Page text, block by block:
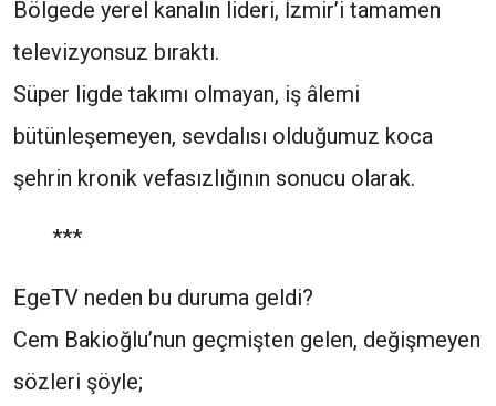
Bölgede yerel kanalın lideri, İzmir’i tamamen
televizyonsuz bıraktı.
Süper ligde takımı olmayan, iş âlemi
bütünleşemeyen, sevdalısı olduğumuz koca
şehrin kronik vefasızlığının sonucu olarak.
***
EgeTV neden bu duruma geldi?
Cem Bakioğlu’nun geçmişten gelen, değişmeyen
sözleri şöyle;